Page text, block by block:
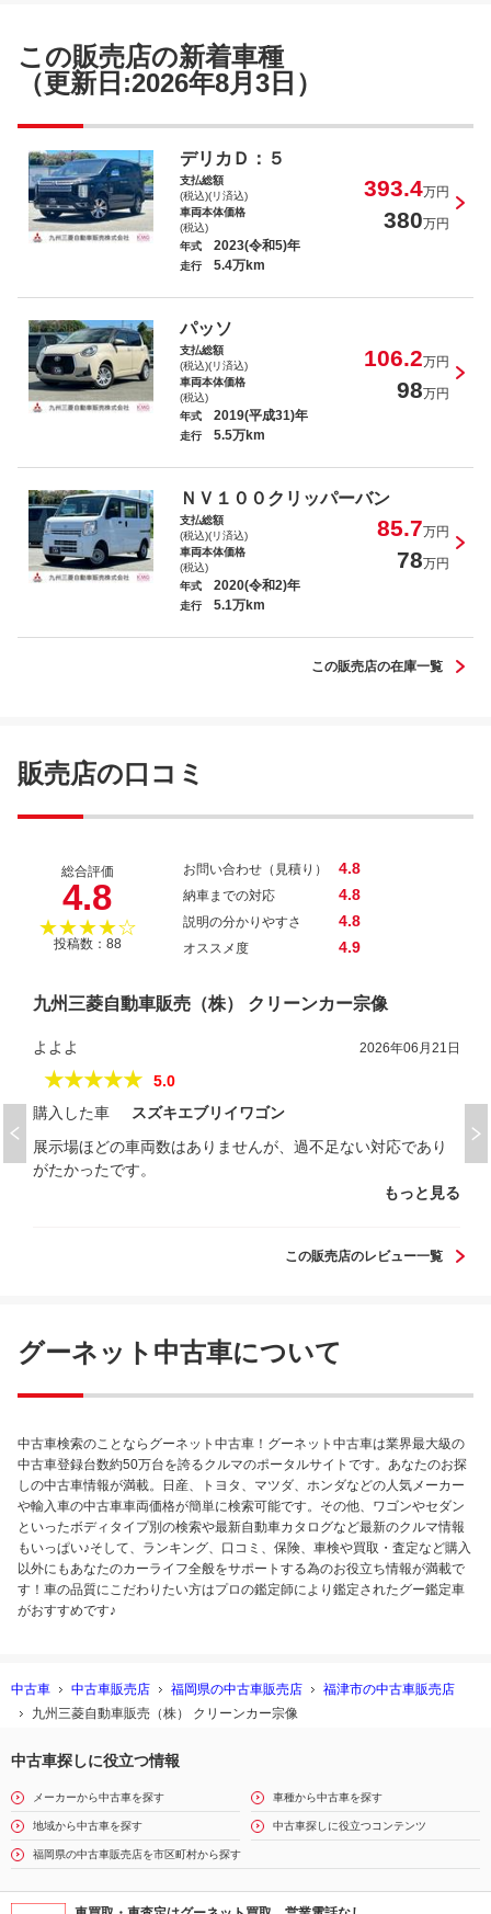
デリカＤ：５ Ｐ
デリカミニ Ｔ プレミアム リミテッド
この販売店の新着車種
（更新日:2026年8月3日）
デリカＤ：５
支払総額
(税込)(リ済込)
393.4万円
車両本体価格
(税込)
380万円
年式 2023(令和5)年
走行 5.4万km
パッソ
支払総額
(税込)(リ済込)
106.2万円
車両本体価格
(税込)
98万円
年式 2019(平成31)年
走行 5.5万km
ＮＶ１００クリッパーバン
支払総額
(税込)(リ済込)
85.7万円
車両本体価格
(税込)
78万円
年式 2020(令和2)年
走行 5.1万km
この販売店の在庫一覧
販売店の口コミ
総合評価
4.8
★★★★☆
投稿数：88
お問い合わせ（見積り） 4.8
納車までの対応 4.8
説明の分かりやすさ 4.8
オススメ度 4.9
九州三菱自動車販売（株） クリーンカー宗像
よよよ 2026年06月21日
★★★★★
5.0
購入した車
スズキエブリイワゴン
展示場ほどの車両数はありませんが、過不足ない対応であり
がたかったです。
もっと見る
この販売店のレビュー一覧
グーネット中古車について
中古車検索のことならグーネット中古車！グーネット中古車は業界最大級の
中古車登録台数約50万台を誇るクルマのポータルサイトです。あなたのお探
しの中古車情報が満載。日産、トヨタ、マツダ、ホンダなどの人気メーカー
や輸入車の中古車車両価格が簡単に検索可能です。その他、ワゴンやセダン
といったボディタイプ別の検索や最新自動車カタログなど最新のクルマ情報
もいっぱい♪そして、ランキング、口コミ、保険、車検や買取・査定など購入
以外にもあなたのカーライフ全般をサポートする為のお役立ち情報が満載で
す！車の品質にこだわりたい方はプロの鑑定師により鑑定されたグー鑑定車
がおすすめです♪
中古車 中古車販売店 福岡県の中古車販売店
福津市の中古車販売店
九州三菱自動車販売（株） クリーンカー宗像
中古車探しに役立つ情報
メーカーから中古車を探す 車種から中古車を探す
地域から中古車を探す 中古車探しに役立つコンテンツ
福岡県の中古車販売店を市区町村から探す